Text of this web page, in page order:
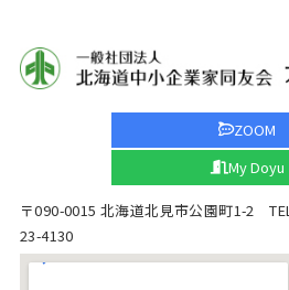
ZOOM
My Doyu
〒090-0015 北海道北見市公園町1-2
23-4130